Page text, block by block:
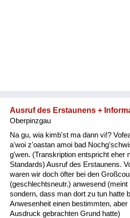
Ausruf des Erstaunens +
Oberpinzgau
Na gu, wia kimb'st ma dann vi!?
a'woi z'oastan amoi bad
g'wen. (Transkription entspricht eher
Standards) Ausruf des Erstaunens.
waren wir doch öfter bei den
(geschlechtsneutr.) anwesend
sondern, dass man dort zu tun hatte
Anwesenheit einen bestimmten,
Ausdruck gebrachten Grund hatte)